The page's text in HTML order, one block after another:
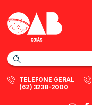
TELEFONE GERAL
(62) 3238-2000